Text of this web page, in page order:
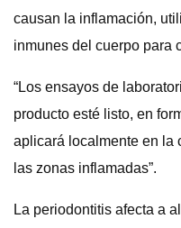
causan la inflamación,
inmunes del cuerpo para
“Los ensayos de
producto esté listo, en
aplicará localmente en la
las zonas inflamadas”.
La periodontitis afecta a